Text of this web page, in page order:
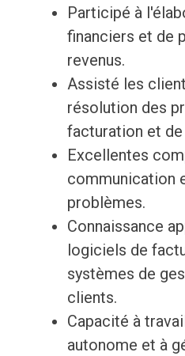
Participé à
financiers et de
revenus.
Assisté les
résolution des
facturation et
Excellentes
communication
problèmes.
Connaissance
logiciels de
systèmes de
clients.
Capacité à
autonome et à